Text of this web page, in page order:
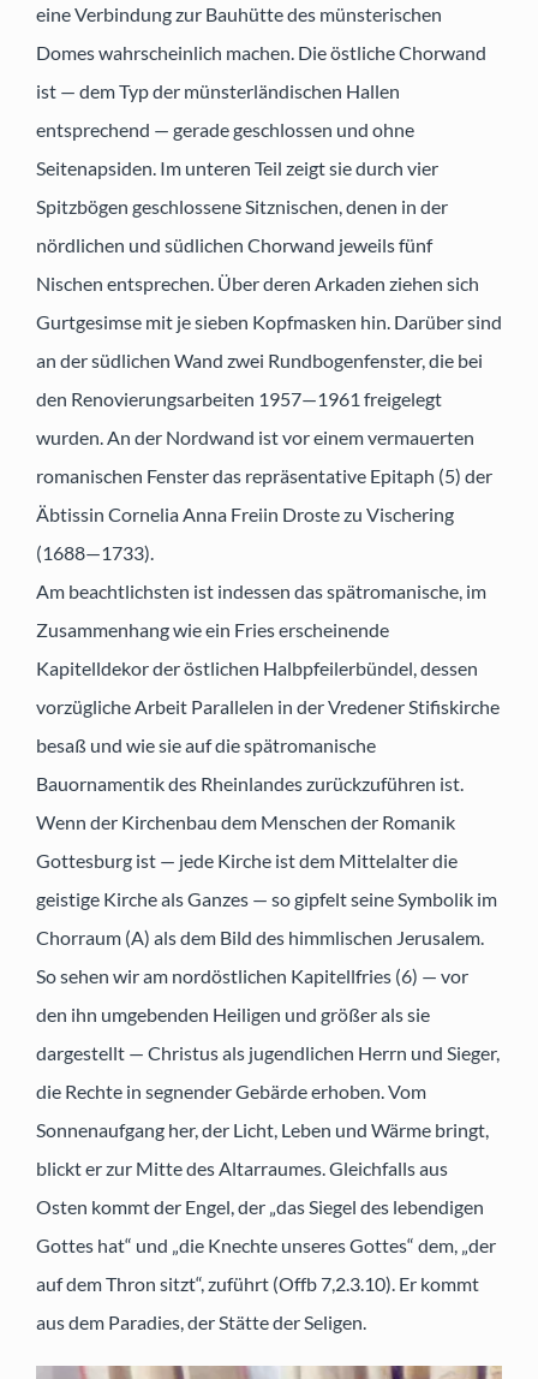
eine Verbindung zur Bauhütte des münsterischen
Domes wahrscheinlich machen. Die östliche Chorwand
ist — dem Typ der münsterländischen Hallen
entsprechend — gerade geschlossen und ohne
Seitenapsiden. Im unteren Teil zeigt sie durch vier
Spitzbögen geschlossene Sitznischen, denen in der
nördlichen und südlichen Chorwand jeweils fünf
Nischen entsprechen. Über deren Arkaden ziehen sich
Gurtgesimse mit je sieben Kopfmasken hin. Darüber sind
an der südlichen Wand zwei Rundbogenfenster, die bei
den Renovierungsarbeiten 1957—1961 freigelegt
wurden. An der Nordwand ist vor einem vermauerten
romanischen Fenster das repräsentative Epitaph (5) der
Äbtissin Cornelia Anna Freiin Droste zu Vischering
(1688—1733).
Am beachtlichsten ist indessen das spätromanische, im
Zusammenhang wie ein Fries erscheinende
Kapitelldekor der östlichen Halbpfeilerbündel, dessen
vorzügliche Arbeit Parallelen in der Vredener Stifiskirche
besaß und wie sie auf die spätromanische
Bauornamentik des Rheinlandes zurückzuführen ist.
Wenn der Kirchenbau dem Menschen der Romanik
Gottesburg ist — jede Kirche ist dem Mittelalter die
geistige Kirche als Ganzes — so gipfelt seine Symbolik im
Chorraum (A) als dem Bild des himmlischen Jerusalem.
So sehen wir am nordöstlichen Kapitellfries (6) — vor
den ihn umgebenden Heiligen und größer als sie
dargestellt — Christus als jugendlichen Herrn und Sieger,
die Rechte in segnender Gebärde erhoben. Vom
Sonnenaufgang her, der Licht, Leben und Wärme bringt,
blickt er zur Mitte des Altarraumes. Gleichfalls aus
Osten kommt der Engel, der „das Siegel des lebendigen
Gottes hat“ und „die Knechte unseres Gottes“ dem, „der
auf dem Thron sitzt“, zuführt (Offb 7,2.3.10). Er kommt
aus dem Paradies, der Stätte der Seligen.